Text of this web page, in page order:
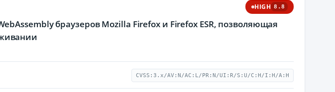
HIGH 8.8
браузеров Mozilla Firefox и Firefox ESR, позволяющая
CVSS:3.x/AV:N/AC:L/PR:N/UI:R/S:U/C:H/I:H/A:H